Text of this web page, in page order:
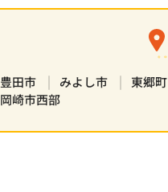
豊田市 みよし市 東郷町
岡崎市西部